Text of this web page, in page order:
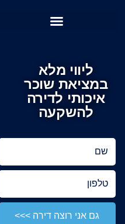
בִּקְלִיק
הָאֲתָר.
ליווי מלא
במציאת שוכר
איכותי לדירה
להשקעה
שם
טלפון
גם אני רוצה דירה >>>